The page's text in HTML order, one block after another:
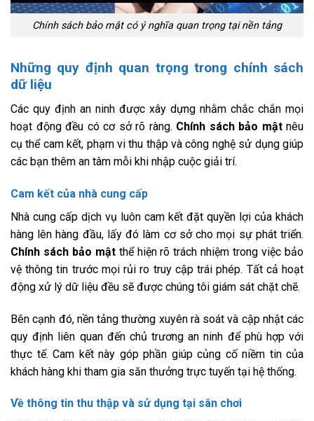
Chính sách bảo mật có ý nghĩa quan trọng tại nền tảng
Những quy định quan trọng trong chính sách
dữ liệu
Các quy định an ninh được xây dựng nhằm chắc chắn mọi
hoạt động đều có cơ sở rõ ràng. Chính sách bảo mậtnêu
cụ thể cam kết, phạm vi thu thập và công nghệ sử dụng giúp
các bạn thêm an tâm mỗi khi nhập cuộc giải trí.
Cam kết của nhà cung cấp
Nhà cung cấp dịch vụ luôn cam kết đặt quyền lợi của khách
hàng lên hàng đầu, lấy đó làm cơ sở cho mọi sự phát triển.
Chính sách bảo mậtthể hiện rõ trách nhiệm trong việc bảo
vệ thông tin trước mọi rủi ro truy cập trái phép. Tất cả hoạt
động xử lý dữ liệu đều sẽ được chúng tôi giám sát chặt chẽ.
Bên cạnh đó, nền tảng thường xuyên rà soát và cập nhật các
quy định liên quan đến chủ trương an ninh để phù hợp với
thực tế. Cam kết này góp phần giúp củng cố niềm tin của
khách hàng khi tham gia săn thưởng trực tuyến tại hệ thống.
Về thông tin thu thập và sử dụng tại sân chơi